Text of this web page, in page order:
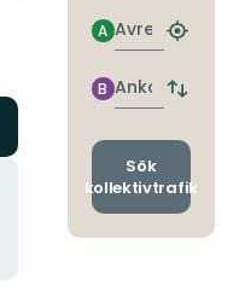
Avresa
A
Hitta
Ankomst
B
Byt
och
Sök
kollektivtrafik